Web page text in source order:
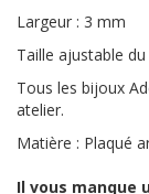
Largeur : 3 mm
Taille ajustable
Tous les bijoux
atelier.
Matière : Plaqué
Il vous manque